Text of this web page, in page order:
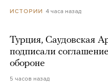
ИСТОРИИ 4 часа назад
Турция, Саудовская
подписали
обороне
5 часов назад